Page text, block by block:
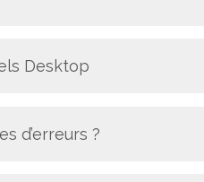
Desktop
d’erreurs ?